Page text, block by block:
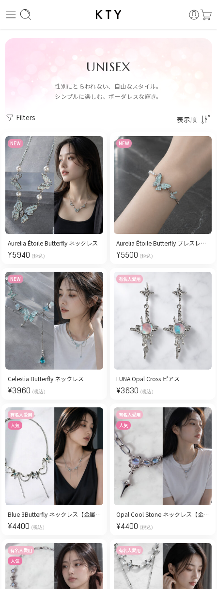
UNISEX
性別にとらわれない、自由なスタイル。
シンプルに楽しむ、ボーダレスな輝き。
Filters 表示順
NEW
Aurelia Étoile Butterfly ネックレス
¥5940 (税込)
NEW
Aurelia Étoile Butterfly ブレスレット
¥5500 (税込)
NEW
Celestia Butterfly ネックレス
¥3960 (税込)
有名人愛用
LUNA Opal Cross ピアス
¥3630 (税込)
有名人愛用
人気
Blue 3Butterfly ネックレス【金属アレルギー対応/ステンレス】
¥4400 (税込)
有名人愛用
人気
Opal Cool Stone ネックレス【金属アレルギー対応/ステンレス】
¥4400 (税込)
有名人愛用
人気
有名人愛用